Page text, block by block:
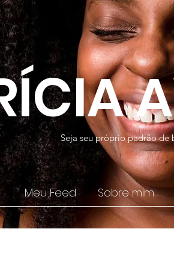
Seja seu próprio padrão de
Meu Feed Sobre mim